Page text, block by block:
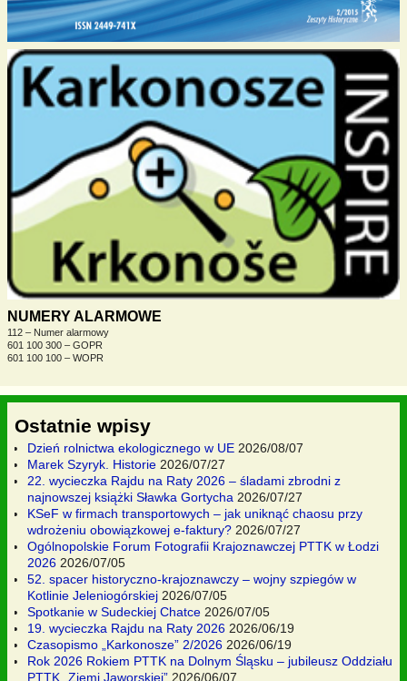
NUMERY ALARMOWE
112 – Numer alarmowy
601 100 300 – GOPR
601 100 100 – WOPR
Ostatnie wpisy
Dzień rolnictwa ekologicznego w UE 2026/08/07
Marek Szyryk. Historie 2026/07/27
22. wycieczka Rajdu na Raty 2026 – śladami zbrodni z
najnowszej książki Sławka Gortycha 2026/07/27
KSeF w firmach transportowych – jak uniknąć chaosu przy
wdrożeniu obowiązkowej e-faktury? 2026/07/27
Ogólnopolskie Forum Fotografii Krajoznawczej PTTK w Łodzi
2026 2026/07/05
52. spacer historyczno-krajoznawczy – wojny szpiegów w
Kotlinie Jeleniogórskiej 2026/07/05
Spotkanie w Sudeckiej Chatce 2026/07/05
19. wycieczka Rajdu na Raty 2026 2026/06/19
Czasopismo „Karkonosze” 2/2026 2026/06/19
Rok 2026 Rokiem PTTK na Dolnym Śląsku – jubileusz Oddziału
PTTK „Ziemi Jaworskiej” 2026/06/07